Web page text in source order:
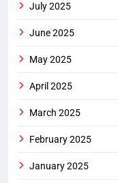
July 2025
June 2025
May 2025
April 2025
March 2025
February 2025
January 2025